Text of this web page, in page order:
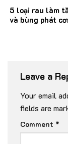
5 loại rau làm
và bùng phát
Leave a
Your email
fields are
Comment *